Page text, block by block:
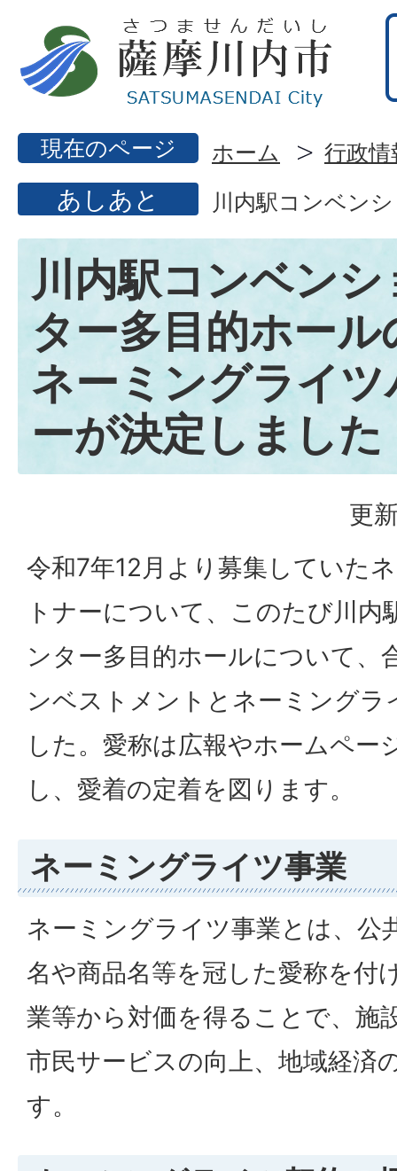
現在のページ ホーム 行政情
あしあと 川内駅コンベン
川内駅コンベン
ター多目的ホール
ネーミングライ
ーが決定しました
更
令和7年12月より募集していた
トナーについて、このたび川
ンター多目的ホールについて、
ンベストメントとネーミングラ
した。愛称は広報やホームペー
し、愛着の定着を図ります。
ネーミングライツ事業
ネーミングライツ事業とは、公
名や商品名等を冠した愛称を付
業等から対価を得ることで、施
市民サービスの向上、地域経済
す。